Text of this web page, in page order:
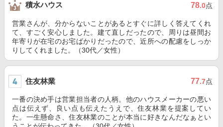
積水ハウス 78.0点
営業さんが、分からないことがあるとすぐに詳しく答えてくれ
て、すごく安心しました。建て直しだったので、周りは昼間お
年寄りが在宅のお宅ばかりだったので、近所への配慮をしっか
りしてくれました。（30代／女性）
住友林業 77.7点
一番の決め手は営業担当者の人柄。他のハウスメーカーの悪い
点は伝えず、良い点も伝えたうえで、住友林業を提案してい
た。一生懸命さ、住友林業のことが本当に好きなんだなぁとい